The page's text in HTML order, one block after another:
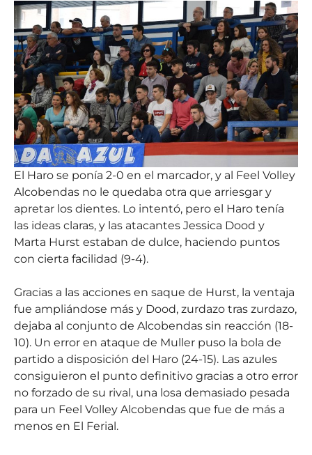
El Haro se ponía 2-0 en el marcador, y al Feel Volley
Alcobendas no le quedaba otra que arriesgar y
apretar los dientes. Lo intentó, pero el Haro tenía
las ideas claras, y las atacantes Jessica Dood y
Marta Hurst estaban de dulce, haciendo puntos
con cierta facilidad (9-4).
Gracias a las acciones en saque de Hurst, la ventaja
fue ampliándose más y Dood, zurdazo tras zurdazo,
dejaba al conjunto de Alcobendas sin reacción (18-
10). Un error en ataque de Muller puso la bola de
partido a disposición del Haro (24-15). Las azules
consiguieron el punto definitivo gracias a otro error
no forzado de su rival, una losa demasiado pesada
para un Feel Volley Alcobendas que fue de más a
menos en El Ferial.